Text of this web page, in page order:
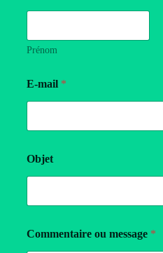
Prénom
E-mail *
Objet
Commentaire ou message *